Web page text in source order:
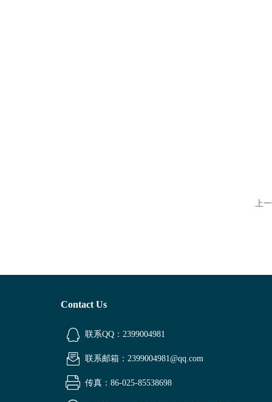
上
Contact Us
联系QQ：2399004981
联系邮箱：2399004981@qq.com
传真：86-025-85538698